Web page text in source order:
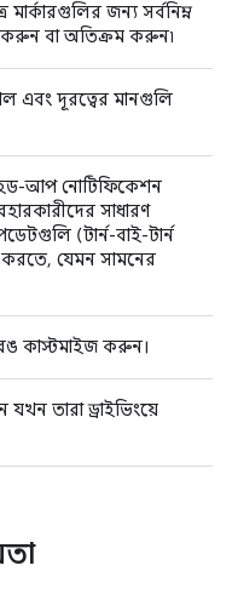
জন্য সর্বনিম্ন
বা অতিক্রম করুন৷
এবং দূরত্বের মানগুলি
আপ নোটিফিকেশন
সাধারণ
(টার্ন-বাই-টার্ন
যেমন সামনের
কাস্টমাইজ করুন।
তারা ড্রাইভিংয়ে